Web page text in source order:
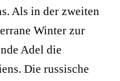
Als in der zweiten
Winter zur
Adel die
Die russische